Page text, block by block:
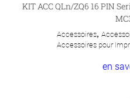
KIT ACC QLn/ZQ6 16 PIN
Accessoires,
Accessoires pour
en